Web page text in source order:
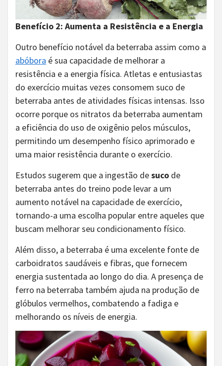
Benefício 2: Aumenta a Resistência e a Energia
Outro benefício notável da beterraba assim como a
abóbora é sua capacidade de melhorar a
resistência e a energia física. Atletas e entusiastas
do exercício muitas vezes consomem suco de
beterraba antes de atividades físicas intensas. Isso
ocorre porque os nitratos da beterraba aumentam
a eficiência do uso de oxigênio pelos músculos,
permitindo um desempenho físico aprimorado e
uma maior resistência durante o exercício.
Estudos sugerem que a ingestão desuco de
beterraba antes do treino pode levar a um
aumento notável na capacidade de exercício,
tornando-a uma escolha popular entre aqueles que
buscam melhorar seu condicionamento físico.
Além disso, a beterraba é uma excelente fonte de
carboidratos saudáveis e fibras, que fornecem
energia sustentada ao longo do dia. A presença de
ferro na beterraba também ajuda na produção de
glóbulos vermelhos, combatendo a fadiga e
melhorando os níveis de energia.